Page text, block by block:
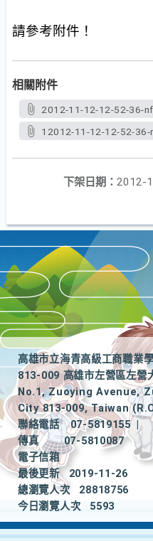
請參考附件！
相關附件
2012-11-12-12-52-36-
12012-11-12-12-52-36-
下架日期： 2012-
高雄市立海青高級工商職業
813-009 高雄市左營區左營
No.1, Zuoying Avenue,
City 813-009, Taiwan
聯絡電話
07-5819155
|
傳真
07-5810087
電子信箱
最後更新
2019-11-26
總瀏覽人次
28818756
今日瀏覽人次
5593